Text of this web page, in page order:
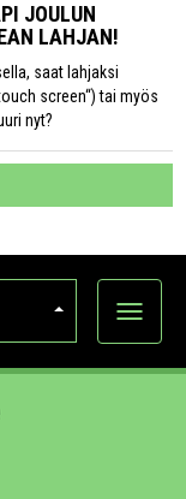
JOULUN
LAHJAN!
saat lahjaksi
screen“) tai myös
nyt?
Näytä